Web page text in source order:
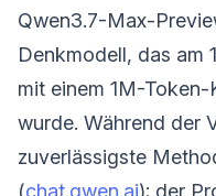
Qwen3.7-Max-
Denkmodell, das am
mit einem 1M-
wurde. Während der
zuverlässigste
(chat.qwen.ai); der